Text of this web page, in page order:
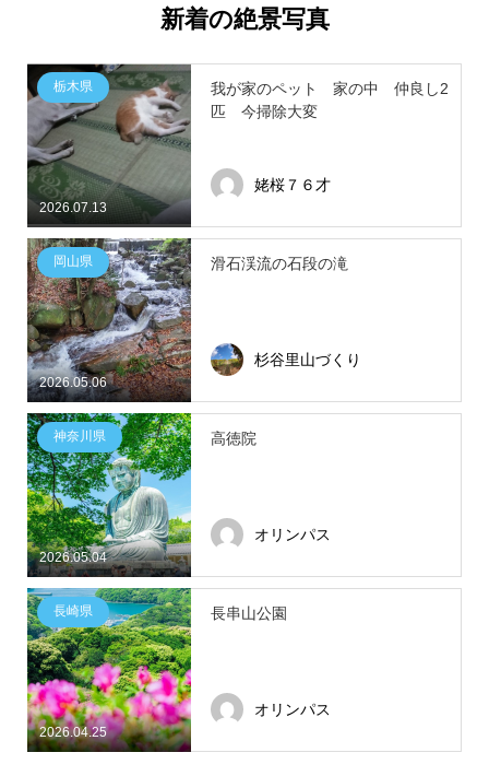
新着の絶景写真
2026.07.13
栃木県
我が家のペット 家の中 仲良し2
匹 今掃除大変
姥桜７６才
2026.05.06
岡山県 滑石渓流の石段の滝
杉谷里山づくり
2026.05.04
神奈川県 高徳院
オリンパス
2026.04.25
長崎県 長串山公園
オリンパス